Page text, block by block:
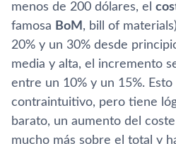
menos de 200 dólares, el
famosa BoM , bill of
20% y un 30% desde
media y alta, el incremento
entre un 10% y un 15%.
contraintuitivo, pero tiene
barato, un aumento del
mucho más sobre el total y